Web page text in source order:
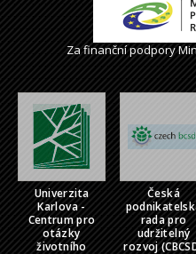
Za finanční podpory
Univerzita
Karlova -
Centrum pro
otázky
životního
Česká
rada pro
udržitelný
rozvoj